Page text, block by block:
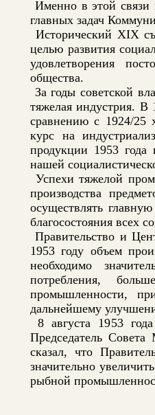
Именно в этой связи
главных задач
Исторический ХIХ
целью развития
удовлетворения
общества.
За годы советской
тяжелая индустрия.
сравнению с 1924/25
курс на
продукции 1953
нашей
Успехи тяжелой
производства
осуществлять
благосостояния всех
Правительство и
1953 году объем
необходимо
потребления,
промышленности,
дальнейшему
8 августа 1953
Председатель
сказал, что
значительно
рыбной